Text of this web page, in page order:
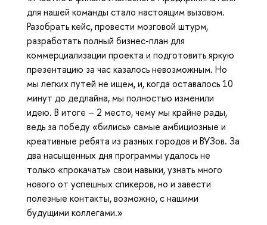
для нашей команды стало настоящим вызовом.
Разобрать кейс, провести мозговой штурм,
разработать полный бизнес-план для
коммерциализации проекта и подготовить яркую
презентацию за час казалось невозможным. Но
мы легких путей не ищем, и, когда оставалось 10
минут до дедлайна, мы полностью изменили
идею. В итоге – 2 место, чему мы крайне рады,
ведь за победу «бились» самые амбициозные и
креативные ребята из разных городов и ВУЗов. За
два насыщенных дня программы удалось не
только «прокачать» свои навыки, узнать много
нового от успешных спикеров, но и завести
полезные контакты, возможно, с нашими
будущими коллегами.»